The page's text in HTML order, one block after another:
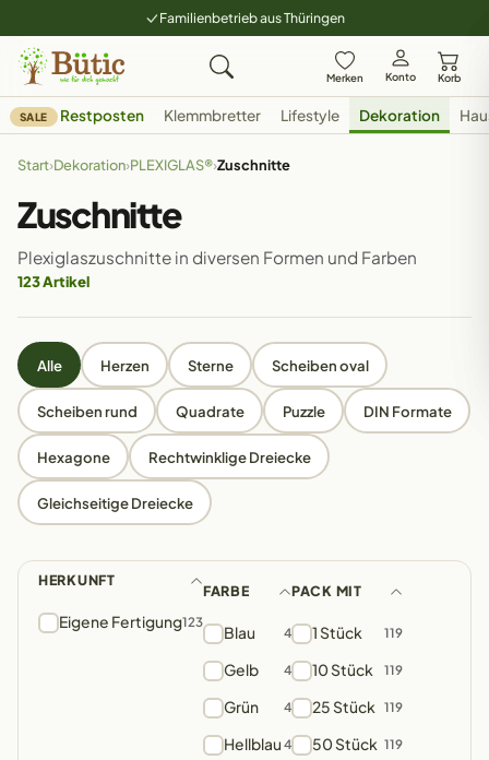
Familienbetrieb aus Thüringen
Merken Konto Korb
SALE Restposten Klemmbretter Lifestyle Dekoration
Start›Dekoration›PLEXIGLAS®›Zuschnitte
Zuschnitte
Plexiglaszuschnitte in diversen Formen und Farben
123 Artikel
Alle Herzen Sterne Scheiben oval
Scheiben rund Quadrate Puzzle DIN Formate
Hexagone Rechtwinklige Dreiecke
Gleichseitige Dreiecke
HERKUNFT
Eigene Fertigung123
FARBE
Blau 4
Gelb 4
Grün 4
Hellblau 4
PACK MIT
1 Stück 119
10 Stück 119
25 Stück 119
50 Stück 119